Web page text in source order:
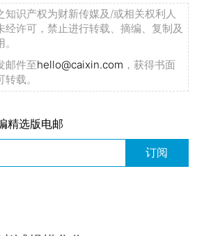
知识产权为财新传媒及/或相关权利人
经许可，禁止进行转载、摘编、复制及
邮件至hello@caixin.com ，获得书面
载。
精选版电邮
订阅